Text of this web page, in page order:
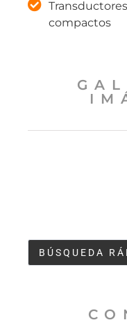
compactos